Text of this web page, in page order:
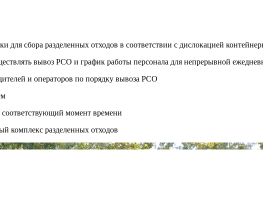
для сбора разделенных отходов в соответствии с дислокацией
вывоз РСО и график работы персонала для непрерывной
и операторов по порядку вывоза РСО
момент времени
комплекс разделенных отходов